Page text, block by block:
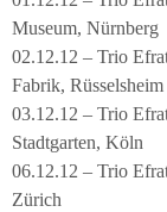
Museum, Nürnberg
02.12.12 – Trio
Fabrik, Rüsselsheim
03.12.12 – Trio
Stadtgarten, Köln
06.12.12 – Trio
Zürich